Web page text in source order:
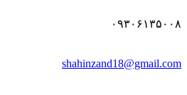
۰۹۳۰۶۱۳۵۰۰۸
shahinzand18@gmail.com